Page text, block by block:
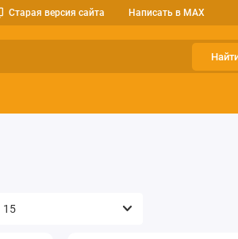
Старая версия сайта Написать в MAX